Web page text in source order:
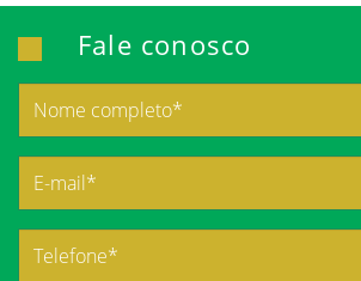
Fale conosco